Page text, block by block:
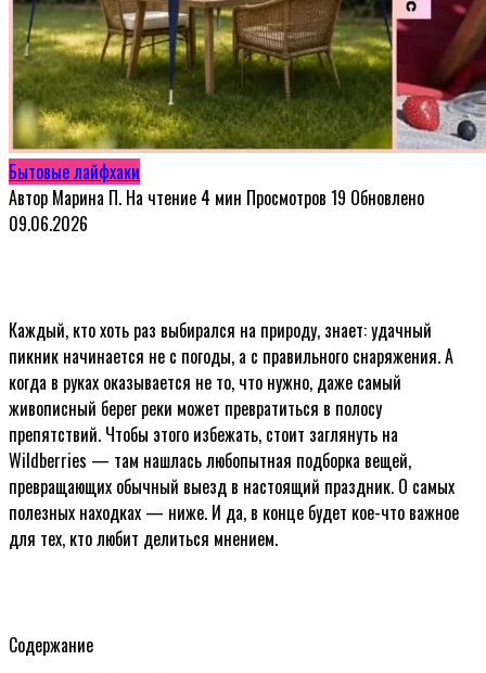
Бытовые лайфхаки
Автор Марина П. На чтение 4 мин Просмотров 19 Обновлено
09.06.2026
Каждый, кто хоть раз выбирался на природу, знает: удачный
пикник начинается не с погоды, а с правильного снаряжения. А
когда в руках оказывается не то, что нужно, даже самый
живописный берег реки может превратиться в полосу
препятствий. Чтобы этого избежать, стоит заглянуть на
Wildberries — там нашлась любопытная подборка вещей,
превращающих обычный выезд в настоящий праздник. О самых
полезных находках — ниже. И да, в конце будет кое-что важное
для тех, кто любит делиться мнением.
Содержание